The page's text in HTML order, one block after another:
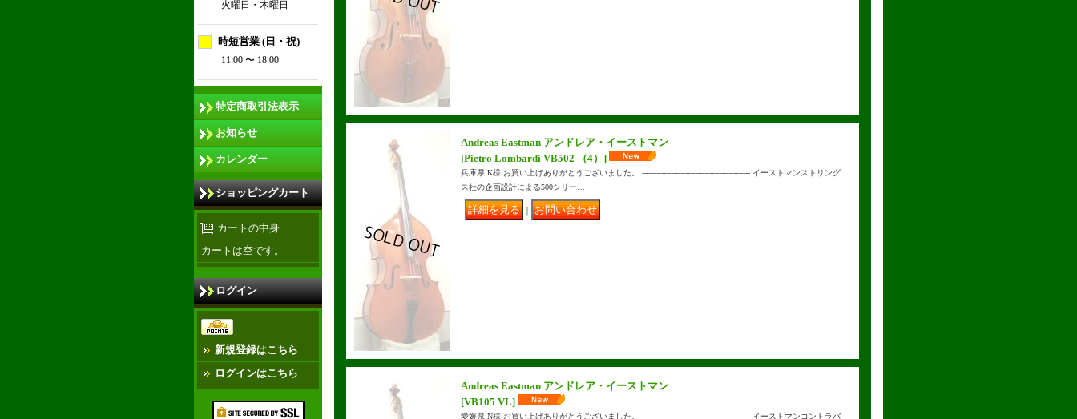
火曜日・木曜日
時短営業 (日・祝)
11:00 〜 18:00
特定商取引法表示
お知らせ
カレンダー
ショッピングカート
カートの中身
カートは空です。
ログイン
新規登録はこちら
ログインはこちら
Andreas Eastman アンドレア・イーストマン
[Pietro Lombardi VB502 （4）]
兵庫県 K様 お買い上げありがとうございました。 --------------------------------------------- イーストマンストリング
ス社の企画設計による500シリー…
｜
Andreas Eastman アンドレア・イーストマン
[VB105 VL]
愛媛県 N様 お買い上げありがとうございました。 --------------------------------------------- イーストマンコントラバ